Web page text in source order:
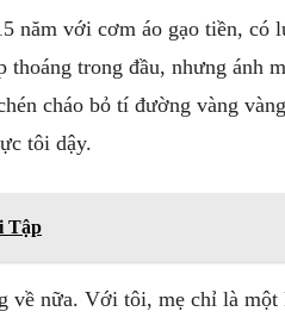
năm với cơm áo gạo tiền, có
trong đầu, nhưng ánh
cháo bỏ tí đường vàng
tôi dậy.
Tập
về nữa. Với tôi, mẹ chỉ là một